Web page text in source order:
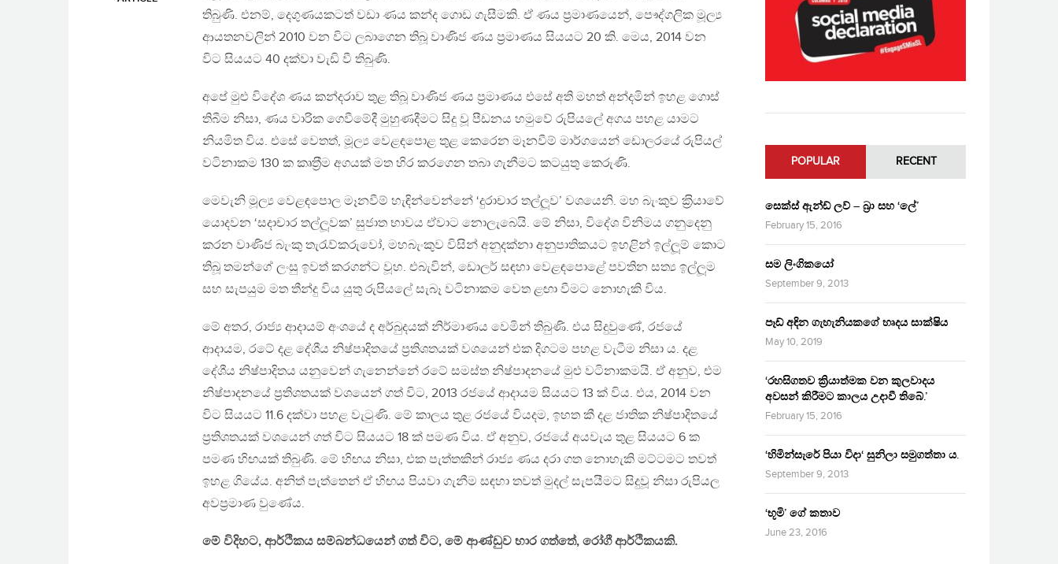
තිබුණි. එනම්, දෙගුණයකටත් වඩා ණය කන්ද ගොඩ ගැසීමකි. ඒ ණය ප‍්‍රමාණයෙන්, පෞද්ගලික මූල්‍ය
ආයතනවලින් 2010 වන විට ලබාගෙන තිබූ වාණිජ ණය ප‍්‍රමාණය සියයට 20 කි. මෙය, 2014 වන
විට සියයට 40 දක්වා වැඩි වී තිබුණි.
අපේ මුළු විදේශ ණය කන්දරාව තුළ තිබූ වාණිජ ණය ප‍්‍රමාණය එසේ අති මහත් අන්දමින් ඉහළ ගොස්
තිබීම නිසා, ණය වාරික ගෙවීමේදී මුහුණදීමට සිදු වූ පීඩනය හමුවේ රුපියලේ අගය පහළ යාමට
නියමිත විය. එසේ වෙතත්, මූල්‍ය වෙළඳපොළ තුළ කෙරෙන මෑනවීම් මාර්ගයෙන් ඩොලරයේ රුපියල්
වටිනාකම 130 ක කෘත‍්‍රීම අගයක් මත හිර කරගෙන තබා ගැනීමට කටයුතු කෙරුණි.
මෙවැනි මූල්‍ය වෙළඳපොල මෑනවීම් හැඳින්වෙන්නේ ‘දුරාචාර තල්ලූව’ වශයෙනි. මහ බැංකුව ක‍්‍රියාවේ
යොදවන ‘සදාචාර තල්ලූවක’ සුජාත භාවය ඒවාට නොලැබෙයි. මේ නිසා, විදේශ විනිමය ගනුදෙනු
කරන වාණිජ බැංකු තැරැව්කරුවෝ, මහබැංකුව විසින් අනුදක්නා අනුපාතිකයට ඉහළින් ඉල්ලූම් කොට
තිබූ තමන්ගේ ලංසු ඉවත් කරගන්ට වූහ. එබැවින්, ඩොලර් සඳහා වෙළඳපොළේ පවතින සත්‍ය ඉල්ලූම
සහ සැපයුම මත තීන්දු විය යුතු රුපියලේ සැබෑ වටිනාකම වෙත ළඟා වීමට නොහැකි විය.
මේ අතර, රාජ්‍ය ආදායම් අංශයේ ද අර්බුදයක් නිර්මාණය වෙමින් තිබුණි. එය සිදුවුණේ, රජයේ
ආදායම, රටේ දළ දේශීය නිෂ්පාදිතයේ ප‍්‍රතිශතයක් වශයෙන් එක දිගටම පහළ වැටීම නිසා ය. දළ
දේශීය නිෂ්පාදිතය යනුවෙන් ගැනෙන්නේ රටේ සමස්ත නිෂ්පාදනයේ මුළු වටිනාකමයි. ඒ අනුව, එම
නිෂ්පාදනයේ ප‍්‍රතිශතයක් වශයෙන් ගත් විට, 2013 රජයේ ආදායම සියයට 13 ක් විය. එය, 2014 වන
විට සියයට 11.6 දක්වා පහළ වැටුණි. මේ කාලය තුළ රජයේ වියදම, ඉහත කී දළ ජාතික නිෂ්පාදිතයේ
ප‍්‍රතිශතයක් වශයෙන් ගත් විට සියයට 18 ක් පමණ විය. ඒ අනුව, රජයේ අයවැය තුළ සියයට 6 ක
පමණ හිඟයක් තිබුණි. මේ හිඟය නිසා, එක පැත්තකින් රාජ්‍ය ණය දරා ගත නොහැකි මට්ටමට තවත්
ඉහළ ගියේය. අනිත් පැත්තෙන් ඒ හිඟය පියවා ගැනීම සඳහා තවත් මුදල් සැපයීමට සිදුවූ නිසා රුපියල
අවප‍්‍රමාණ වුණේය.
මේ විදිහට, ආර්ථිකය සම්බන්ධයෙන් ගත් විට, මේ ආණ්ඩුව භාර ගත්තේ, රෝගී ආර්ථිකයකි.
POPULAR RECENT
සෙක්ස් ඇන්ඩ් ලව් – බ්‍රා සහ ‘ලේ’
February 15, 2016
සම ලිංගිකයෝ
September 9, 2013
පෑඩ් අඳින ගැහැනියකගේ හෘදය සාක්ෂිය
May 10, 2019
‘රහසිගතව ක්‍රියාත්මක වන කුලවාදය
අවසන් කිරීමට කාලය උදාවී තිබේ.’
February 15, 2016
‘හිමින්සැරේ පියා විදා‘ සුනිලා සමුගත්තා ය.
September 9, 2013
‘භූමි’ ගේ කතාව
June 23, 2016